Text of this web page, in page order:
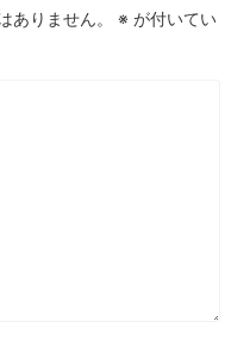
ありません。 ※ が付いてい